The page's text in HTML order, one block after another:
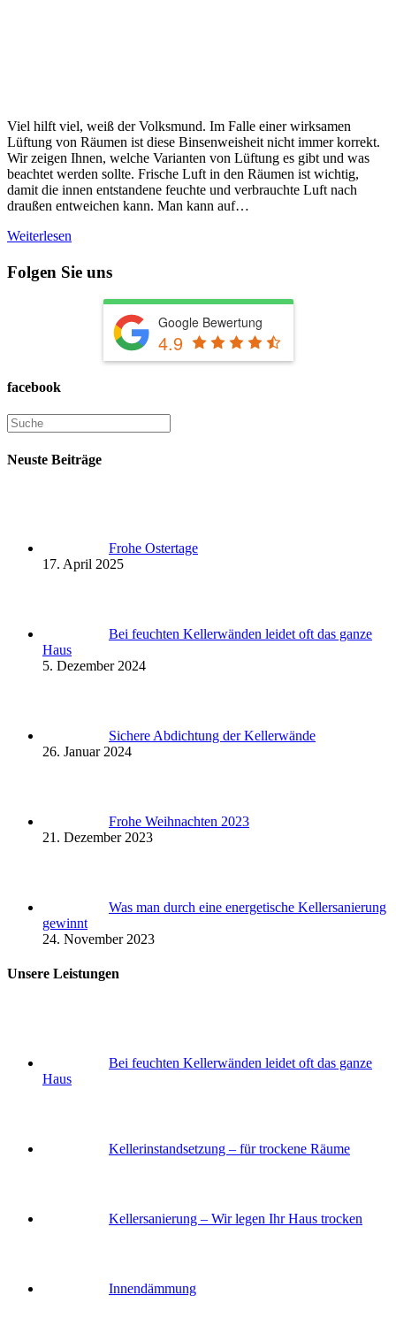
Viel hilft viel, weiß der Volksmund. Im Falle einer wirksamen
Lüftung von Räumen ist diese Binsenweisheit nicht immer korrekt.
Wir zeigen Ihnen, welche Varianten von Lüftung es gibt und was
beachtet werden sollte. Frische Luft in den Räumen ist wichtig,
damit die innen entstandene feuchte und verbrauchte Luft nach
draußen entweichen kann. Man kann auf…
Weiterlesen
Folgen Sie uns
Google Bewertung
4.9
facebook
Neuste Beiträge
Frohe Ostertage
17. April 2025
Bei feuchten Kellerwänden leidet oft das ganze
Haus
5. Dezember 2024
Sichere Abdichtung der Kellerwände
26. Januar 2024
Frohe Weihnachten 2023
21. Dezember 2023
Was man durch eine energetische Kellersanierung
gewinnt
24. November 2023
Unsere Leistungen
Bei feuchten Kellerwänden leidet oft das ganze
Haus
Keller­instandsetzung – für trockene Räume
Keller­sanierung – Wir legen Ihr Haus trocken
Innendämmung